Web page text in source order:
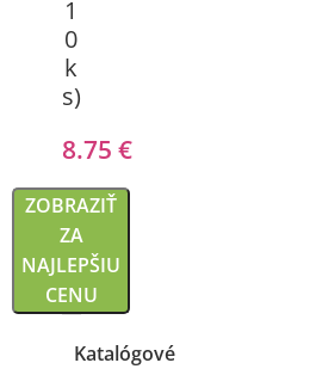
1
0
k
s)
8.75 €
ZOBRAZIŤ
ZA
NAJLEPŠIU
CENU
Katalógové